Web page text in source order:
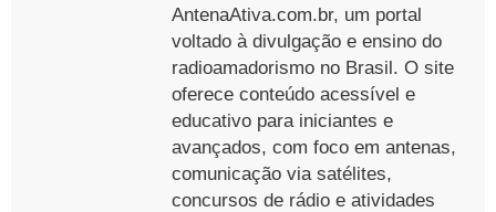
AntenaAtiva.com.br, um portal
voltado à divulgação e ensino do
radioamadorismo no Brasil. O site
oferece conteúdo acessível e
educativo para iniciantes e
avançados, com foco em antenas,
comunicação via satélites,
concursos de rádio e atividades